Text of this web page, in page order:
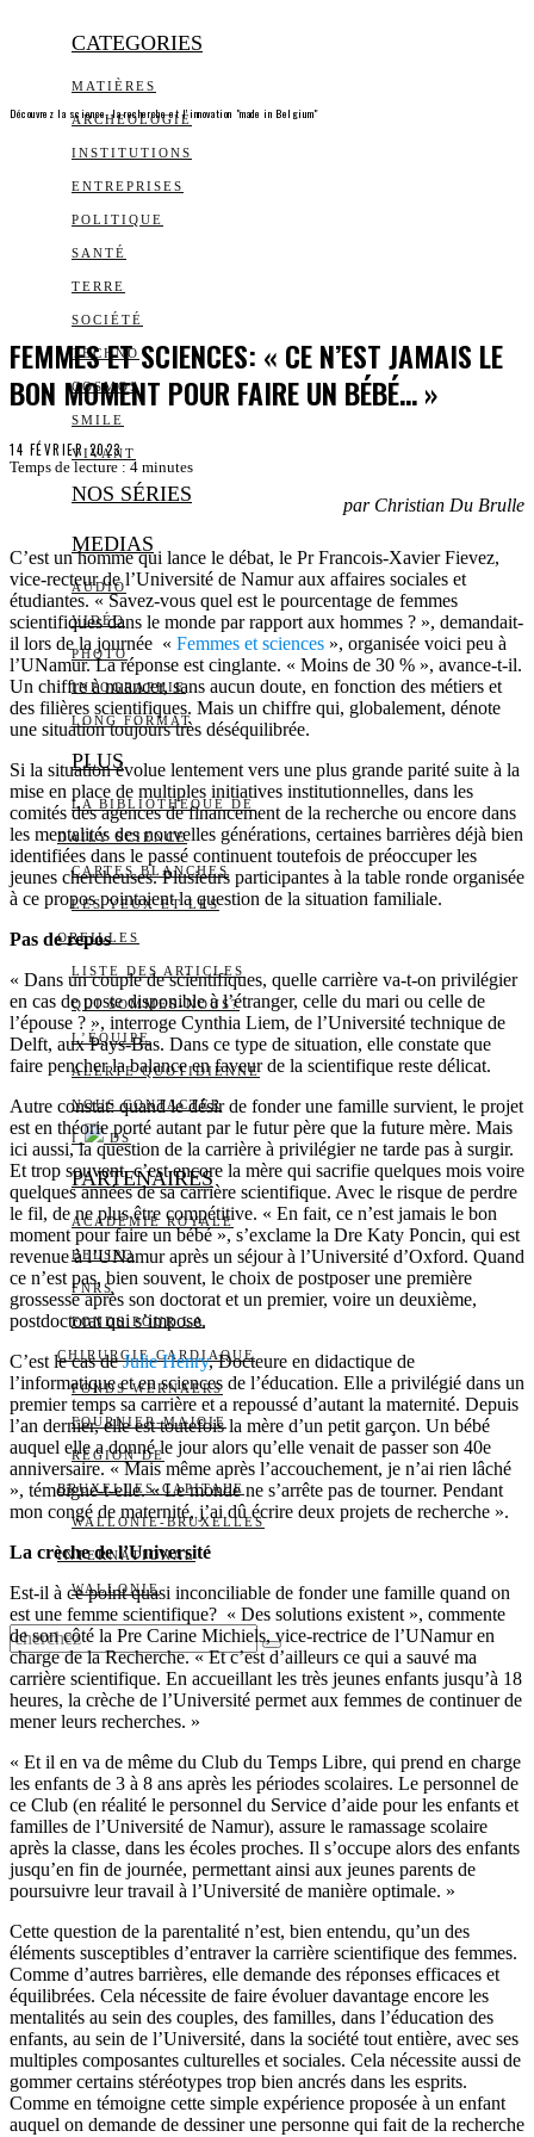
CATEGORIES
MATIÈRES
ARCHEOLOGIE
INSTITUTIONS
ENTREPRISES
POLITIQUE
SANTÉ
TERRE
SOCIÉTÉ
TECHNO
COSMOS
SMILE
VIVANT
NOS SÉRIES
MEDIAS
AUDIO
VIDÉO
PHOTO
INFOGRAPHIE
LONG FORMAT
PLUS
LA BIBLIOTHÈQUE DE
DAILY SCIENCE
CARTES BLANCHES
LES YEUX ET LES
OREILLES
LISTE DES ARTICLES
QUI SOMMES-NOUS?
L’ÉQUIPE
ALERTE QUOTIDIENNE
NOUS CONTACTER
I DS
PARTENAIRES
ACADÉMIE ROYALE
BELSPO
FNRS
FONDS POUR LA
CHIRURGIE CARDIAQUE
FONDS WERNAERS
FOURNIER-MAJOIE
RÉGION DE
BRUXELLES-CAPITALE
WALLONIE-BRUXELLES
INTERNATIONAL
WALLONIE
Découvrez la science, la recherche et l’innovation "made in Belgium"
FEMMES ET SCIENCES: « CE N’EST JAMAIS LE
BON MOMENT POUR FAIRE UN BÉBÉ… »
14 FÉVRIER 2023
Temps de lecture : 4 minutes
par Christian Du Brulle
C’est un homme qui lance le débat, le Pr Francois-Xavier Fievez,
vice-recteur de l’Université de Namur aux affaires sociales et
étudiantes. « Savez-vous quel est le pourcentage de femmes
scientifiques dans le monde par rapport aux hommes ? », demandait-
il lors de la journée « Femmes et sciences », organisée voici peu à
l’UNamur. La réponse est cinglante. « Moins de 30 % », avance-t-il.
Un chiffre à nuancer, sans aucun doute, en fonction des métiers et
des filières scientifiques. Mais un chiffre qui, globalement, dénote
une situation toujours très déséquilibrée.
Si la situation évolue lentement vers une plus grande parité suite à la
mise en place de multiples initiatives institutionnelles, dans les
comités des agences de financement de la recherche ou encore dans
les mentalités des nouvelles générations, certaines barrières déjà bien
identifiées dans le passé continuent toutefois de préoccuper les
jeunes chercheuses. Plusieurs participantes à la table ronde organisée
à ce propos pointaient la question de la situation familiale.
Pas de repos
« Dans un couple de scientifiques, quelle carrière va-t-on privilégier
en cas de poste disponible à l’étranger, celle du mari ou celle de
l’épouse ? », interroge Cynthia Liem, de l’Université technique de
Delft, aux Pays-Bas. Dans ce type de situation, elle constate que
faire pencher la balance en faveur de la scientifique reste délicat.
Autre constat: quand le désir de fonder une famille survient, le projet
est en théorie porté autant par le futur père que la future mère. Mais
ici aussi, la question de la carrière à privilégier ne tarde pas à surgir.
Et trop souvent, c’est encore la mère qui sacrifie quelques mois voire
quelques années de sa carrière scientifique. Avec le risque de perdre
le fil, de ne plus être compétitive. « En fait, ce n’est jamais le bon
moment pour faire un bébé », s’exclame la Dre Katy Poncin, qui est
revenue à l’UNamur après un séjour à l’Université d’Oxford. Quand
ce n’est pas, bien souvent, le choix de postposer une première
grossesse après son doctorat et un premier, voire un deuxième,
postdoctorat qui s’impose.
C’est le cas deJulie Henry, Docteure en didactique de
l’informatique et en sciences de l’éducation. Elle a privilégié dans un
premier temps sa carrière et a repoussé d’autant la maternité. Depuis
l’an dernier, elle est toutefois la mère d’un petit garçon. Un bébé
auquel elle a donné le jour alors qu’elle venait de passer son 40e
anniversaire. « Mais même après l’accouchement, je n’ai rien lâché
», témoigne-t-elle. « Le monde ne s’arrête pas de tourner. Pendant
mon congé de maternité, j’ai dû écrire deux projets de recherche ».
La crèche de l’Université
Est-il à ce point quasi inconciliable de fonder une famille quand on
est une femme scientifique? « Des solutions existent », commente
de son côté la Pre Carine Michiels, vice-rectrice de l’UNamur en
charge de la Recherche. « Et c’est d’ailleurs ce qui a sauvé ma
carrière scientifique. En accueillant les très jeunes enfants jusqu’à 18
heures, la crèche de l’Université permet aux femmes de continuer de
mener leurs recherches. »
« Et il en va de même du Club du Temps Libre, qui prend en charge
les enfants de 3 à 8 ans après les périodes scolaires. Le personnel de
ce Club (en réalité le personnel du Service d’aide pour les enfants et
familles de l’Université de Namur), assure le ramassage scolaire
après la classe, dans les écoles proches. Il s’occupe alors des enfants
jusqu’en fin de journée, permettant ainsi aux jeunes parents de
poursuivre leur travail à l’Université de manière optimale. »
Cette question de la parentalité n’est, bien entendu, qu’un des
éléments susceptibles d’entraver la carrière scientifique des femmes.
Comme d’autres barrières, elle demande des réponses efficaces et
équilibrées. Cela nécessite de faire évoluer davantage encore les
mentalités au sein des couples, des familles, dans l’éducation des
enfants, au sein de l’Université, dans la société tout entière, avec ses
multiples composantes culturelles et sociales. Cela nécessite aussi de
gommer certains stéréotypes trop bien ancrés dans les esprits.
Comme en témoigne cette simple expérience proposée à un enfant
auquel on demande de dessiner une personne qui fait de la recherche